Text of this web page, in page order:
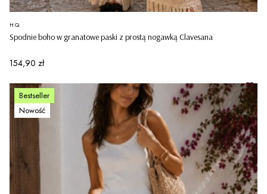
Spodnie boho w granatowe paski z prostą nogawką Clavesana
PRODUCENT
HQ
Cena
154,90 zł
Bestseller
Nowość